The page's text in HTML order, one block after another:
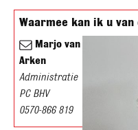
Waarmee kan ik u van
Marjo van
Arken
Administratie
PC BHV
0570-866 819